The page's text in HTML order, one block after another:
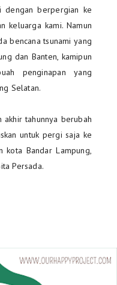
dengan berpergian ke
keluarga kami. Namun
bencana tsunami yang
dan Banten, kamipun
penginapan yang
Selatan.
tahunnya berubah
untuk pergi saja ke
Bandar Lampung,
Persada.